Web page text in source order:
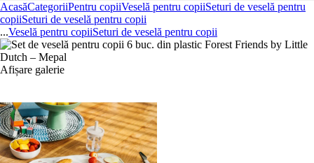
AcasăCategoriiPentru copiiVeselă pentru copiiSeturi de veselă pentru
copiiSeturi de veselă pentru copii
...Veselă pentru copiiSeturi de veselă pentru copii
Afișare galerie